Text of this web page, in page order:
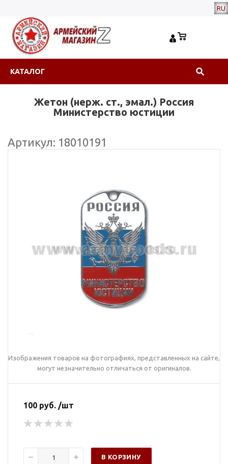
RU
КАТАЛОГ
Жетон (нерж. ст., эмал.) Россия
Министерство юстиции
Артикул: 18010191
Изображения товаров на фотографиях, представленных на сайте,
могут незначительно отличаться от оригиналов.
100 руб. /шт
В КОРЗИНУ